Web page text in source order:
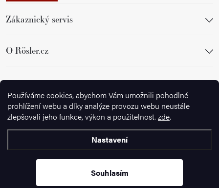
Používáme cookies, abychom Vám umožnili pohodlné
prohlížení webu a díky analýze provozu webu neustále
zlepšovali jeho funkce, výkon a použitelnost. zde.
Nastavení
Souhlasím
Zákaznický servis
O Rösler.cz
Sledujte nás